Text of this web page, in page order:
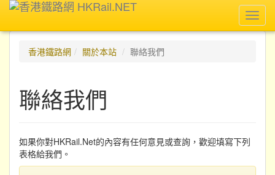
香港鐵路網
關於本站 聯絡我們
聯絡我們
如果你對HKRail.Net的內容有任何意見或查詢，歡迎填寫下列
表格給我們。